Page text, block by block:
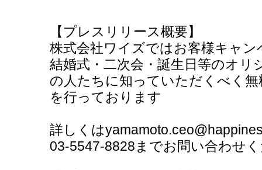
【プレスリリース概要】
株式会社ワイズではお客様キャ
結婚式・二次会・誕生日等のオ
の人たちに知っていただくべく
を行っております
詳しくは
03-5547-8828までお問い合わせ